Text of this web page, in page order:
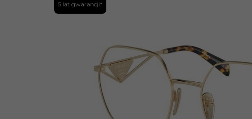
5 lat gwarancji*